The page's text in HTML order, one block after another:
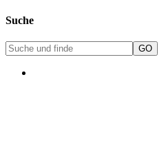
Suche